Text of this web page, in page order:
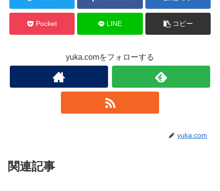
Pocket LINE コピー
yuka.comをフォローする
yuka.com
関連記事